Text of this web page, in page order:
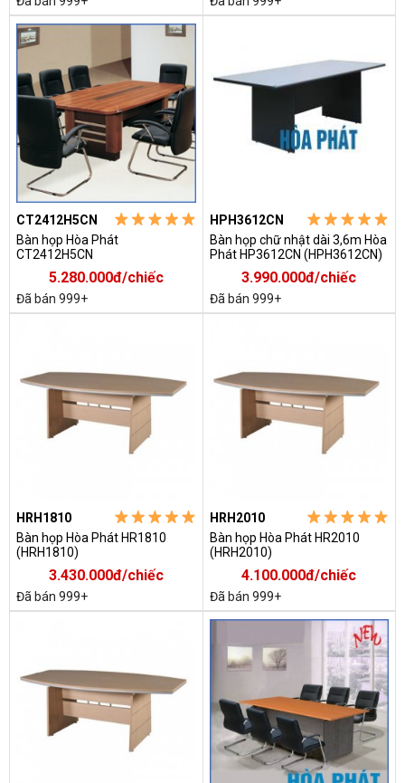
CT2412H5CN
Bàn họp Hòa Phát
CT2412H5CN
5.280.000đ/chiếc
Đã bán 999+
HPH3612CN
Bàn họp chữ nhật dài 3,6m Hòa
Phát HP3612CN (HPH3612CN)
3.990.000đ/chiếc
Đã bán 999+
HRH1810
Bàn họp Hòa Phát HR1810
(HRH1810)
3.430.000đ/chiếc
Đã bán 999+
HRH2010
Bàn họp Hòa Phát HR2010
(HRH2010)
4.100.000đ/chiếc
Đã bán 999+